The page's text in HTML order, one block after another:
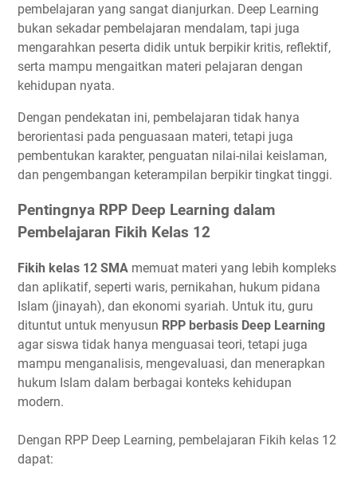
pembelajaran yang sangat dianjurkan. Deep Learning
bukan sekadar pembelajaran mendalam, tapi juga
mengarahkan peserta didik untuk berpikir kritis, reflektif,
serta mampu mengaitkan materi pelajaran dengan
kehidupan nyata.
Dengan pendekatan ini, pembelajaran tidak hanya
berorientasi pada penguasaan materi, tetapi juga
pembentukan karakter, penguatan nilai-nilai keislaman,
dan pengembangan keterampilan berpikir tingkat tinggi.
Pentingnya RPP Deep Learning dalam
Pembelajaran Fikih Kelas 12
Fikih kelas 12 SMA memuat materi yang lebih kompleks
dan aplikatif, seperti waris, pernikahan, hukum pidana
Islam (jinayah), dan ekonomi syariah. Untuk itu, guru
dituntut untuk menyusun RPP berbasis Deep Learning
agar siswa tidak hanya menguasai teori, tetapi juga
mampu menganalisis, mengevaluasi, dan menerapkan
hukum Islam dalam berbagai konteks kehidupan
modern.
Dengan RPP Deep Learning, pembelajaran Fikih kelas 12
dapat: